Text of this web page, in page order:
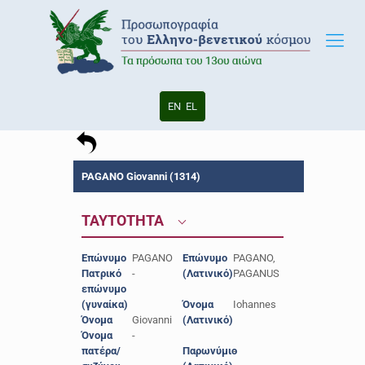
EN EL
PAGANO Giovanni (1314)
ΤΑΥΤΟΤΗΤΑ
Επώνυμο PAGANO
Πατρικό
επώνυμο
(γυναίκα)
-
Όνομα
Giovanni
Όνομα
πατέρα/
-
Επώνυμο
(Λατινικό)
PAGANO,
PAGANUS
Όνομα
(Λατινικό)
Iohannes
Παρωνύμιο
-